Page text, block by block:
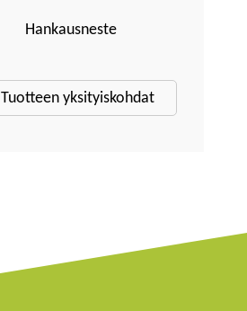
Hankausneste
Tuotteen yksityiskohdat